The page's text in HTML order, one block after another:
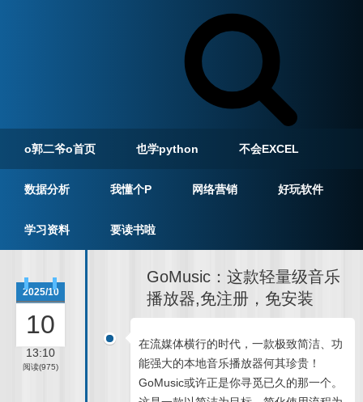
o郭二爷o首页 也学python 不会EXCEL
数据分析 我懂个P 网络营销 好玩软件
学习资料 要读书啦
GoMusic：这款轻量级音乐
播放器,免注册，免安装
2025/10
10
13:10
阅读(975)
在流媒体横行的时代，一款极致简洁、功
能强大的本地音乐播放器何其珍贵！
GoMusic或许正是你寻觅已久的那一个。